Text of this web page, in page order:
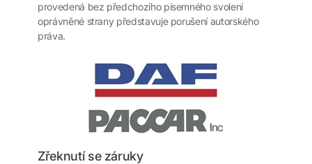
provedená bez předchozího písemného svolení
oprávněné strany představuje porušení autorského
práva.
Zřeknutí se záruky